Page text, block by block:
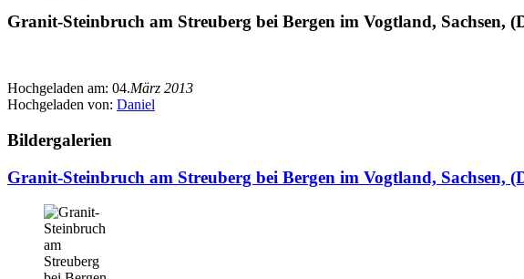
Granit-Steinbruch am Streuberg bei Bergen im Vogtland, Sachsen,
Hochgeladen am: 04.März 2013
Hochgeladen von: Daniel
Bildergalerien
Granit-Steinbruch am Streuberg bei Bergen im Vogtland, Sachsen,